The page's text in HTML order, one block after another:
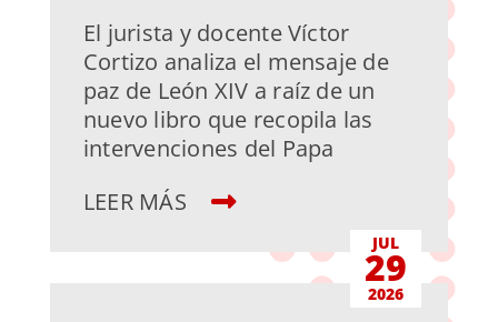
El jurista y docente Víctor
Cortizo analiza el mensaje de
paz de León XIV a raíz de un
nuevo libro que recopila las
intervenciones del Papa
LEER MÁS
JUL
29
2026